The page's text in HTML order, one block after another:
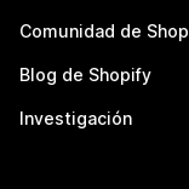
Comunidad de
Blog de Shopify
Investigación